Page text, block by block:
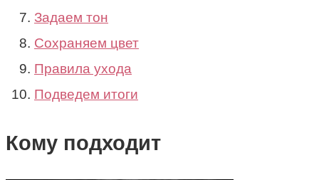
Задаем тон
Сохраняем цвет
Правила ухода
Подведем итоги
Кому подходит